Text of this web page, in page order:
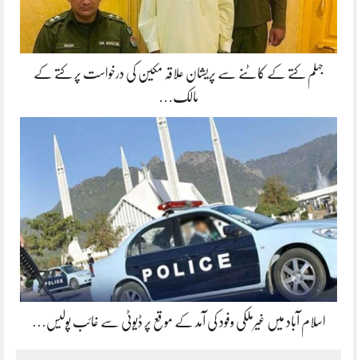
جہلم کتے کے کاٹنے سے پریشان علاقہ مکین کی درخواست پر کتے کے
مالک…
اسلام آباد میں غیرملکی وفود کی آمد کے موقع پر ڈیوٹی سے غائب پولیس…